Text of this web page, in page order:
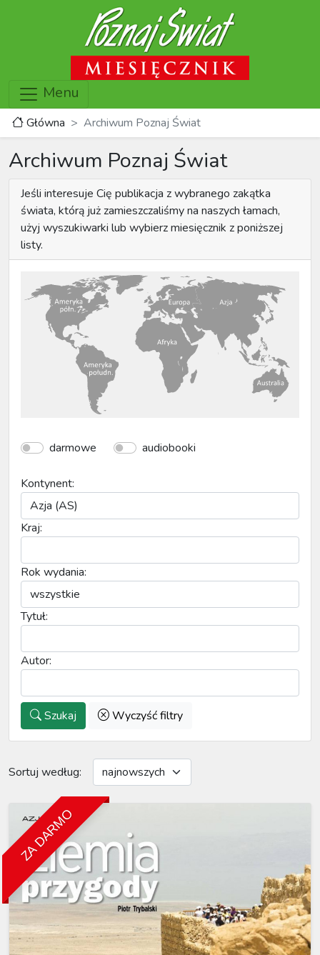
Menu
Główna Archiwum Poznaj Świat
Archiwum Poznaj Świat
Jeśli interesuje Cię publikacja z wybranego zakątka
świata, którą już zamieszczaliśmy na naszych łamach,
użyj wyszukiwarki lub wybierz miesięcznik z poniższej
listy.
darmowe audiobooki
Kontynent:
Kraj:
Rok wydania:
Tytuł:
Autor:
Szukaj Wyczyść filtry
Sortuj według:
ZA DARMO